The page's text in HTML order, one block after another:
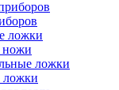
ложки
ножи
ложки